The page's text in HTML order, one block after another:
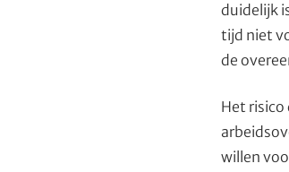
duidelijk
tijd niet
de
Het risico
willen